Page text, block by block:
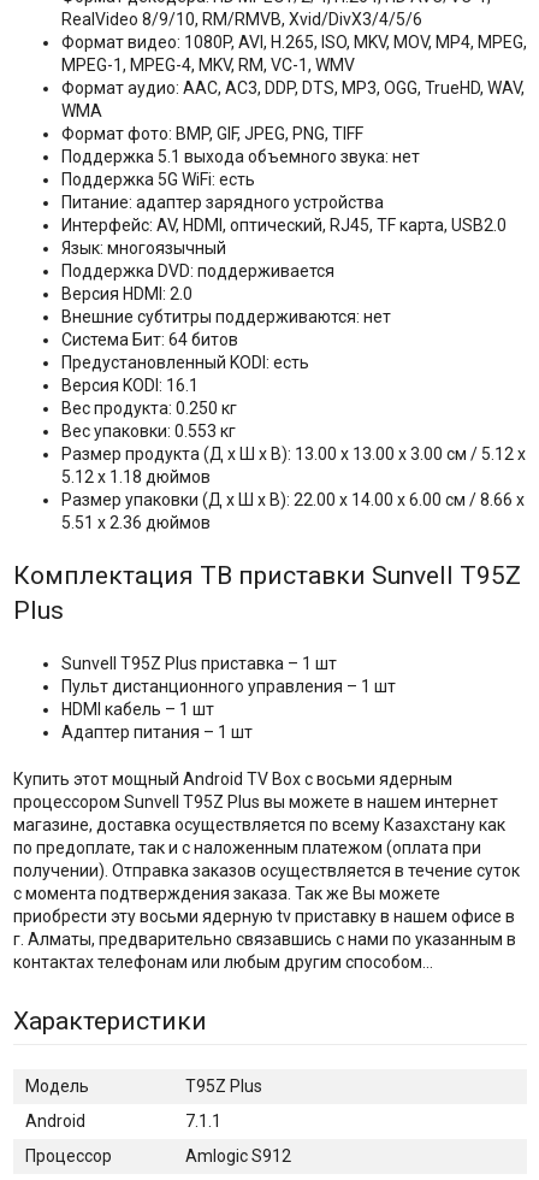
RealVideo 8/9/10, RM/RMVB, Xvid/DivX3/4/5/6
Формат видео: 1080P, AVI, H.265, ISO, MKV, MOV, MP4, MPEG,
MPEG-1, MPEG-4, MKV, RM, VC-1, WMV
Формат аудио: AAC, AC3, DDP, DTS, MP3, OGG, TrueHD, WAV,
WMA
Формат фото: BMP, GIF, JPEG, PNG, TIFF
Поддержка 5.1 выхода объемного звука: нет
Поддержка 5G WiFi: есть
Питание: адаптер зарядного устройства
Интерфейс: AV, HDMI, оптический, RJ45, TF карта, USB2.0
Язык: многоязычный
Поддержка DVD: поддерживается
Версия HDMI: 2.0
Внешние субтитры поддерживаются: нет
Система Бит: 64 битов
Предустановленный KODI: есть
Версия KODI: 16.1
Вес продукта: 0.250 кг
Вес упаковки: 0.553 кг
Размер продукта (Д х Ш х В): 13.00 x 13.00 x 3.00 см / 5.12 x
5.12 x 1.18 дюймов
Размер упаковки (Д x Ш x В): 22.00 x 14.00 x 6.00 см / 8.66 x
5.51 x 2.36 дюймов
Комплектация ТВ приставки Sunvell T95Z
Plus
Sunvell T95Z Plus приставка – 1 шт
Пульт дистанционного управления – 1 шт
HDMI кабель – 1 шт
Адаптер питания – 1 шт
Купить этот мощный Android TV Box с восьми ядерным
процессором Sunvell T95Z Plus вы можете в нашем интернет
магазине, доставка осуществляется по всему Казахстану как
по предоплате, так и с наложенным платежом (оплата при
получении). Отправка заказов осуществляется в течение суток
с момента подтверждения заказа. Так же Вы можете
приобрести эту восьми ядерную tv приставку в нашем офисе в
г. Алматы, предварительно связавшись с нами по указанным в
контактах телефонам или любым другим способом...
Характеристики
Модель
T95Z Plus
Android
7.1.1
Процессор
Amlogic S912